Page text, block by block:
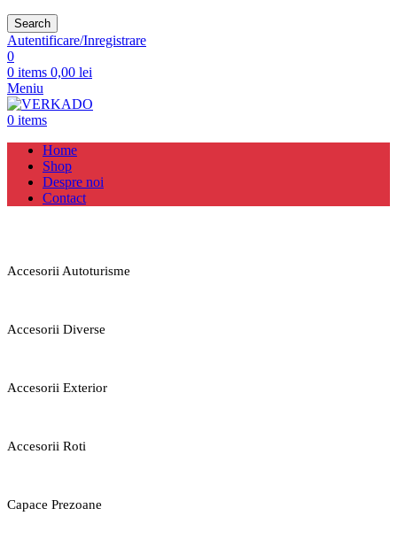
Search
Autentificare/Inregistrare
0
0 items 0,00 lei
Meniu
0 items
Home
Shop
Despre noi
Contact
Accesorii Autoturisme
Accesorii Diverse
Accesorii Exterior
Accesorii Roti
Capace Prezoane